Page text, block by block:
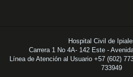
Hospital Civil de
Carrera 1 No 4A- 142 Este -
Línea de Atención al Usuario +57 (602)
733949